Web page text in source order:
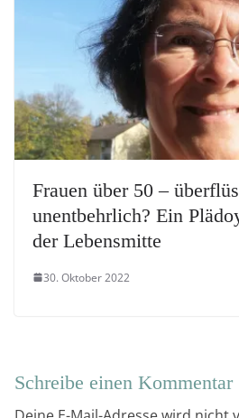
Frauen über 50 –
unentbehrlich? Ein
der Lebensmitte
30. Oktober 2022
Schreibe einen Kommentar